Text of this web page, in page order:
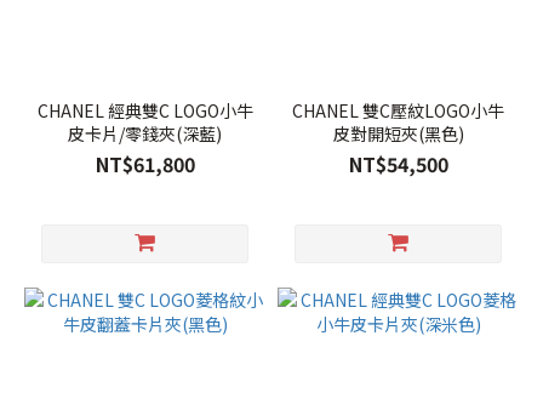
CHANEL 經典雙C LOGO小牛
皮卡片/零錢夾(深藍)
NT$61,800
CHANEL 雙C壓紋LOGO小牛
皮對開短夾(黑色)
NT$54,500